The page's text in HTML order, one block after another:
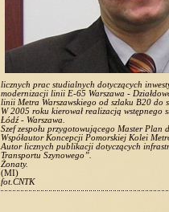
licznych prac studialnych dotyczących
modernizacji linii E-65 Warszawa -
linii Metra Warszawskiego od szlaku B20
W 2005 roku kierował realizacją wstępnego
Łódź - Warszawa.
Szef zespołu przygotowującego Master
Współautor Koncepcji Pomorskiej Kolei
Autor licznych publikacji dotyczących
Transportu Szynowego”.
Żonaty.
(MI)
fot.CNTK